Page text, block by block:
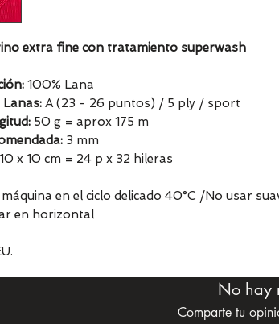
extra fine con tratamiento superwash
100% Lana
A (23 - 26 puntos) / 5 ply / sport
50 g = aprox 175 m
3 mm
10 x 10 cm = 24 p x 32 hileras
en el ciclo delicado 40°C /No usar
en horizontal
No hay
Comparte tu